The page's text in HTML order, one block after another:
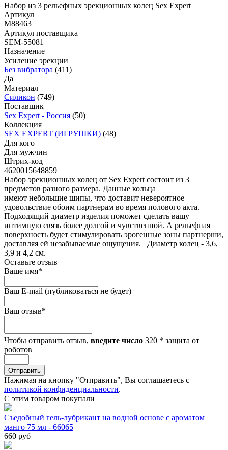
Набор из 3 рельефных эрекционных колец Sex Expert
Артикул
M88463
Артикул поставщика
SEM-55081
Назначение
Усиление эрекции
Без вибратора (411)
Да
Материал
Силикон (749)
Поставщик
Sex Expert - Россия (50)
Коллекция
SEX EXPERT (ИГРУШКИ) (48)
Для кого
Для мужчин
Штрих-код
4620015648859
Набор эрекционных колец от Sex Expert состоит из 3
предметов разного размера. Данные кольца
имеют небольшие шипы, что доставит невероятное
удовольствие обоим партнерам во время полового акта.
Подходящий диаметр изделия поможет сделать вашу
интимную связь более долгой и чувственной. А рельефная
поверхность будет стимулировать эрогенные зоны партнерши,
доставляя ей незабываемые ощущения. Диаметр колец - 3,6,
3,9 и 4,2 см.
Оставьте отзыв
Ваше имя*
Ваш E-mail (публиковаться не будет)
Ваш отзыв*
Чтобы отправить отзыв, введите число 320 * защита от
роботов
Отправить
Нажимая на кнопку "Отправить", Вы соглашаетесь с
политикой конфиденциальности.
С этим товаром покупали
Съедобный гель-лубрикант на водной основе с ароматом
манго 75 мл - 66065
660 руб